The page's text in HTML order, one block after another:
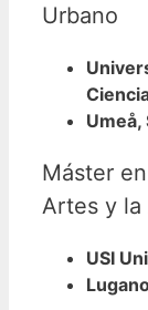
Urbano
Umeå,
Máster
Artes y
USI